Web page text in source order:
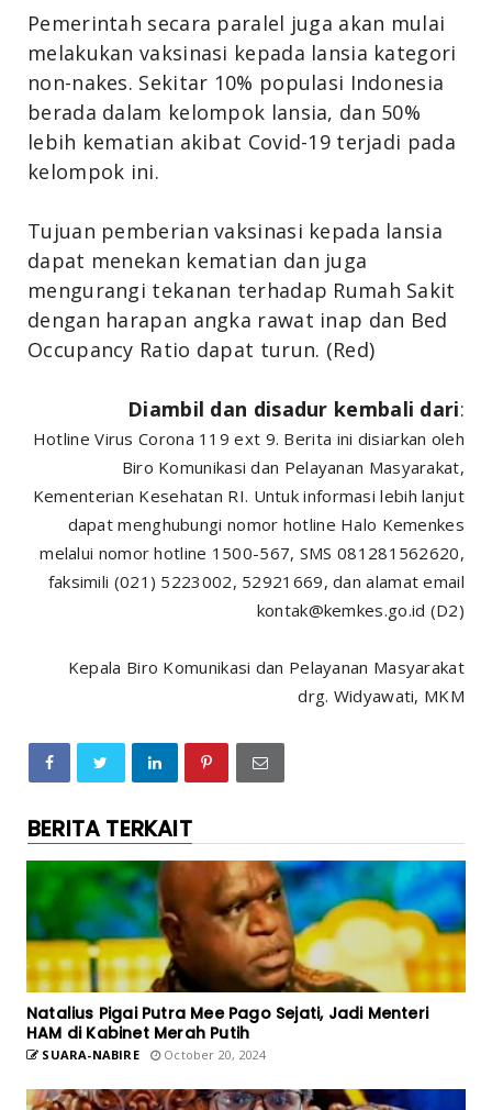
Pemerintah secara paralel juga akan mulai
melakukan vaksinasi kepada lansia kategori
non-nakes. Sekitar 10% populasi Indonesia
berada dalam kelompok lansia, dan 50%
lebih kematian akibat Covid-19 terjadi pada
kelompok ini.
Tujuan pemberian vaksinasi kepada lansia
dapat menekan kematian dan juga
mengurangi tekanan terhadap Rumah Sakit
dengan harapan angka rawat inap dan Bed
Occupancy Ratio dapat turun. (Red)
Diambil dan disadur kembali dari:
Hotline Virus Corona 119 ext 9. Berita ini disiarkan oleh
Biro Komunikasi dan Pelayanan Masyarakat,
Kementerian Kesehatan RI. Untuk informasi lebih lanjut
dapat menghubungi nomor hotline Halo Kemenkes
melalui nomor hotline 1500-567, SMS 081281562620,
faksimili (021) 5223002, 52921669, dan alamat email
kontak@kemkes.go.id (D2)
Kepala Biro Komunikasi dan Pelayanan Masyarakat
drg. Widyawati, MKM
BERITA TERKAIT
Natalius Pigai Putra Mee Pago Sejati, Jadi Menteri
HAM di Kabinet Merah Putih
SUARA-NABIRE October 20, 2024